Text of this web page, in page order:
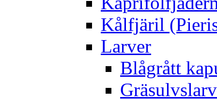
Kålfjäril
Larver
Blågrått